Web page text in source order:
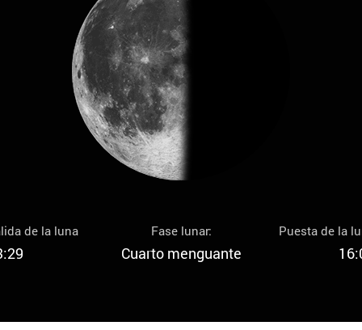
de la luna Fase lunar:
Cuarto menguante
Puesta de la